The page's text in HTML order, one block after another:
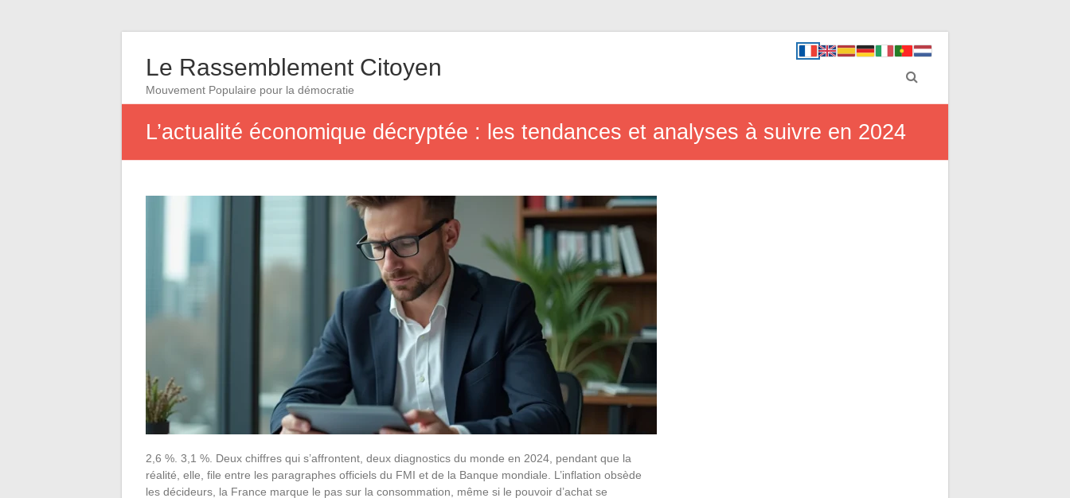
Le Rassemblement Citoyen
Mouvement Populaire pour la démocratie
L’actualité économique décryptée : les tendances et analyses à suivre en 2024
2,6 %. 3,1 %. Deux chiffres qui s’affrontent, deux diagnostics du monde en 2024, pendant que la
réalité, elle, file entre les paragraphes officiels du FMI et de la Banque mondiale. L’inflation obsède
les décideurs, la France marque le pas sur la consommation, même si le pouvoir d’achat se